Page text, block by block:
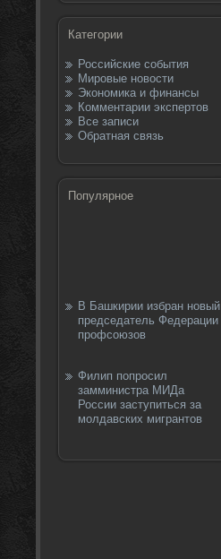
Категории
Российские события
Мировые новости
Экономика и финансы
Комментарии экспертов
Все записи
Обратная связь
Популярное
В Башкирии избран новый
председатель Федерации
профсоюзов
Филип попросил
замминистра МИДа
России заступиться за
молдавских мигрантов